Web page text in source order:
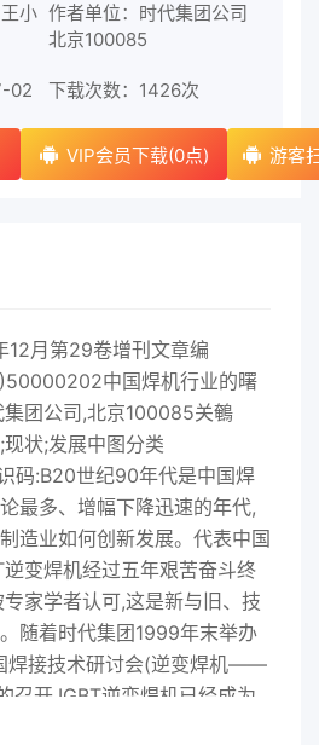
小 作者单位：时代集团公司
北京100085
02 下载次数： 1426次
VIP会员下载(0点) 游客
月第29卷增刊文章编
中国焊机行业的曙
团公司,北京100085关鵪
状;发展中图分类
码:B20世纪90年代是中国焊
最多、增幅下降迅速的年代,
造业如何创新发展。代表中国
变焊机经过五年艰苦奋斗终
家学者认可,这是新与旧、技
随着时代集团1999年末举办
焊接技术研讨会(逆变焊机——
召开,IGBT逆变焊机已经成为
年“上海埃森国际焊接展览